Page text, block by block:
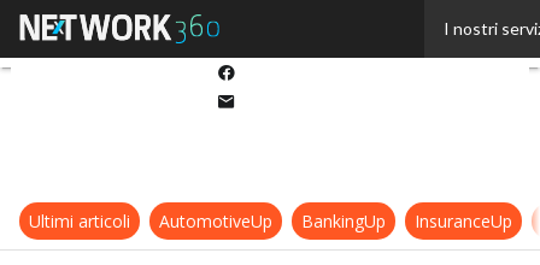
I nostri
Ultimi articoli AutomotiveUp BankingUp InsuranceUp